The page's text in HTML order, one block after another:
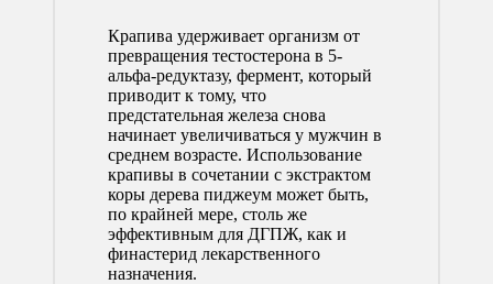
Крапива удерживает организм от
превращения тестостерона в 5-
альфа-редуктазу, фермент, который
приводит к тому, что
предстательная железа снова
начинает увеличиваться у мужчин в
среднем возрасте. Использование
крапивы в сочетании с экстрактом
коры дерева пиджеум может быть,
по крайней мере, столь же
эффективным для ДГПЖ, как и
финастерид лекарственного
назначения.